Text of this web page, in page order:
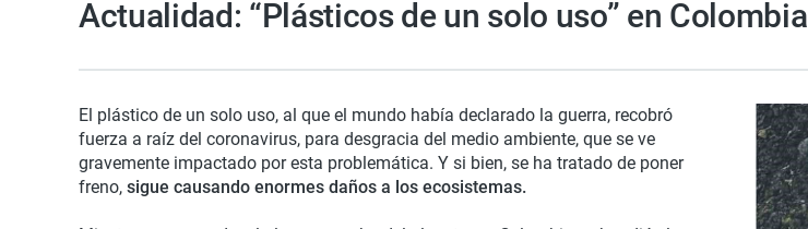
Actualidad: “Plásticos de un solo uso” en Colombia
El plástico de un solo uso, al que el mundo había declarado la guerra, recobró
fuerza a raíz del coronavirus, para desgracia del medio ambiente, que se ve
gravemente impactado por esta problemática. Y si bien, se ha tratado de poner
freno, sigue causando enormes daños a los ecosistemas.